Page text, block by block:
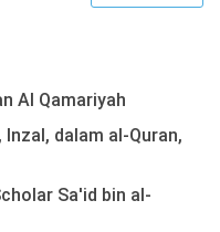
Al Qamariyah
dalam al-Quran,
Sa'id bin al-